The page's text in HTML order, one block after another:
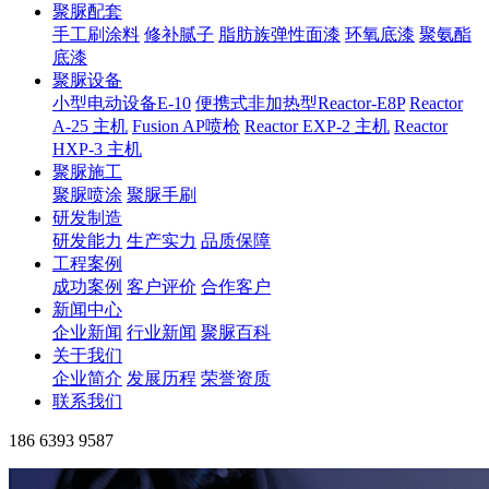
聚脲配套
手工刷涂料 修补腻子 脂肪族弹性面漆 环氧底漆 聚氨酯
底漆
聚脲设备
小型电动设备E-10 便携式非加热型Reactor-E8P Reactor
A-25 主机 Fusion AP喷枪 Reactor EXP-2 主机 Reactor
HXP-3 主机
聚脲施工
聚脲喷涂 聚脲手刷
研发制造
研发能力 生产实力 品质保障
工程案例
成功案例 客户评价 合作客户
新闻中心
企业新闻 行业新闻 聚脲百科
关于我们
企业简介 发展历程 荣誉资质
联系我们
186 6393 9587